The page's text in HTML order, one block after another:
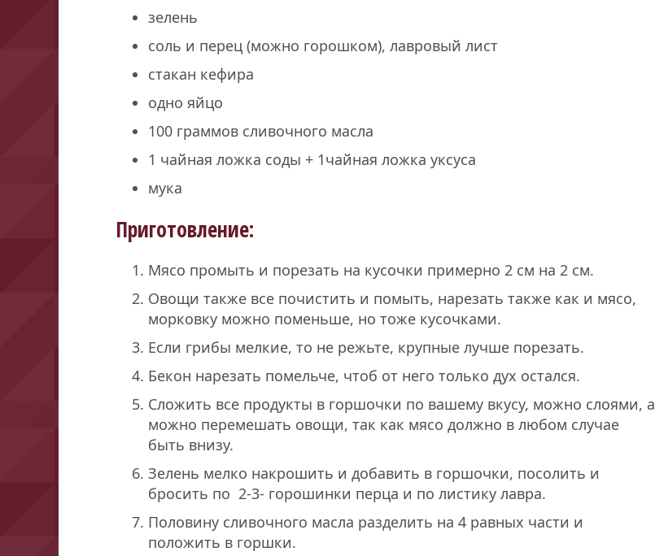
зелень
соль и перец (можно горошком), лавровый лист
стакан кефира
одно яйцо
100 граммов сливочного масла
1 чайная ложка соды + 1чайная ложка уксуса
мука
Приготовление:
Мясо промыть и порезать на кусочки примерно 2 см на 2 см.
Овощи также все почистить и помыть, нарезать также как и мясо,
морковку можно поменьше, но тоже кусочками.
Если грибы мелкие, то не режьте, крупные лучше порезать.
Бекон нарезать помельче, чтоб от него только дух остался.
Сложить все продукты в горшочки по вашему вкусу, можно слоями, а
можно перемешать овощи, так как мясо должно в любом случае
быть внизу.
Зелень мелко накрошить и добавить в горшочки, посолить и
бросить по 2-3- горошинки перца и по листику лавра.
Половину сливочного масла разделить на 4 равных части и
положить в горшки.